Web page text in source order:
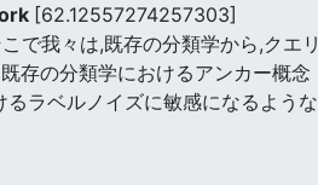
[62.12557274257303]
で我々は,既存の分類学から,クエリ
存の分類学におけるアンカー概念
ラベルノイズに敏感になるような